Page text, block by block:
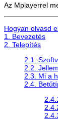
Az Mplayerrel
Hogyan olvasd
1. Bevezetés
2. Telepítés
2.1.
2.2.
2.3. Mi a
2.4.